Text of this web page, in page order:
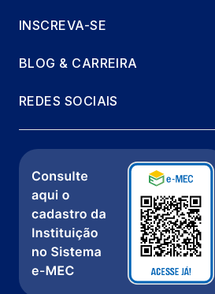
INSCREVA-SE
BLOG & CARREIRA
REDES SOCIAIS